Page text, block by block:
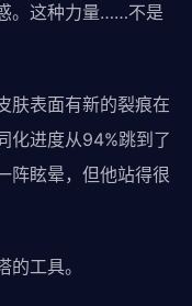
。这种力量……不是
肤表面有新的裂痕在
化进度从94%跳到了
阵眩晕，但他站得很
工具。